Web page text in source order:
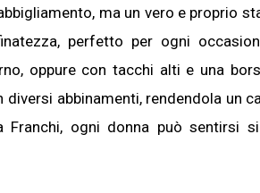
ma un vero e proprio
perfetto per ogni
oppure con tacchi alti e una
abbinamenti, rendendola un
ogni donna può sentirsi